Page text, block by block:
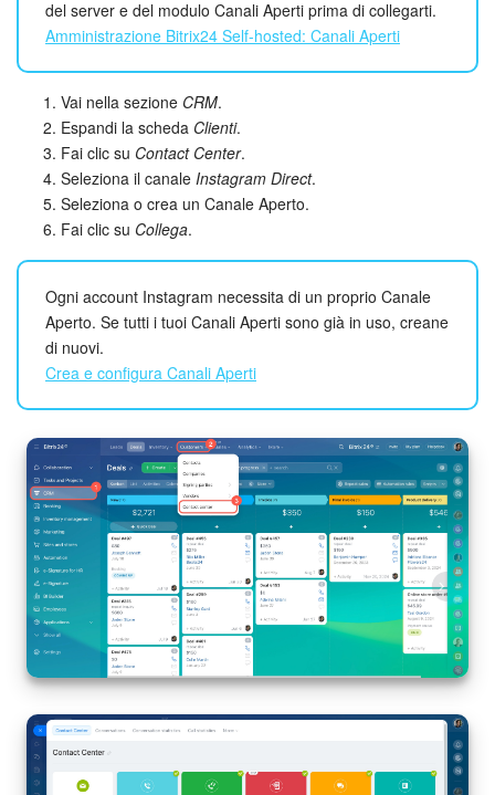
Firma elettronica
Automazione
Flussi di lavoro
Gestione inventario
Telefonia
Mio profilo
Impostazioni
Enterprise
Bitrix24 On-Premise
Bitrix24 Messenger
Domande generali
del server e del modulo Canali Aperti prima di collegarti.
Amministrazione Bitrix24 Self-hosted: Canali Aperti
Vai nella sezione CRM.
Espandi la scheda Clienti.
Fai clic su Contact Center.
Seleziona il canale Instagram Direct.
Seleziona o crea un Canale Aperto.
Fai clic su Collega.
Ogni account Instagram necessita di un proprio Canale
Aperto. Se tutti i tuoi Canali Aperti sono già in uso, creane
di nuovi.
Crea e configura Canali Aperti